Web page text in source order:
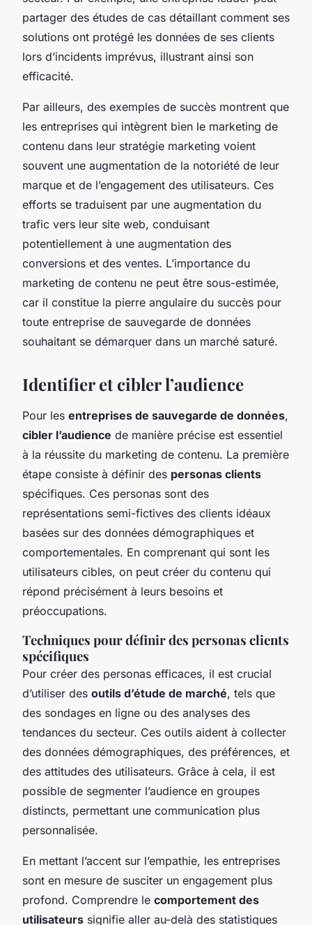
partager des études de cas détaillant comment ses
solutions ont protégé les données de ses clients
lors d’incidents imprévus, illustrant ainsi son
efficacité.
Par ailleurs, des exemples de succès montrent que
les entreprises qui intègrent bien le marketing de
contenu dans leur stratégie marketing voient
souvent une augmentation de la notoriété de leur
marque et de l’engagement des utilisateurs. Ces
efforts se traduisent par une augmentation du
trafic vers leur site web, conduisant
potentiellement à une augmentation des
conversions et des ventes. L’importance du
marketing de contenu ne peut être sous-estimée,
car il constitue la pierre angulaire du succès pour
toute entreprise de sauvegarde de données
souhaitant se démarquer dans un marché saturé.
Identifier et cibler l’audience
Pour les entreprises de sauvegarde de données,
cibler l’audience de manière précise est essentiel
à la réussite du marketing de contenu. La première
étape consiste à définir des personas clients
spécifiques. Ces personas sont des
représentations semi-fictives des clients idéaux
basées sur des données démographiques et
comportementales. En comprenant qui sont les
utilisateurs cibles, on peut créer du contenu qui
répond précisément à leurs besoins et
préoccupations.
Techniques pour définir des personas clients
spécifiques
Pour créer des personas efficaces, il est crucial
d’utiliser des outils d’étude de marché, tels que
des sondages en ligne ou des analyses des
tendances du secteur. Ces outils aident à collecter
des données démographiques, des préférences, et
des attitudes des utilisateurs. Grâce à cela, il est
possible de segmenter l’audience en groupes
distincts, permettant une communication plus
personnalisée.
En mettant l’accent sur l’empathie, les entreprises
sont en mesure de susciter un engagement plus
profond. Comprendre le comportement des
utilisateurs signifie aller au-delà des statistiques